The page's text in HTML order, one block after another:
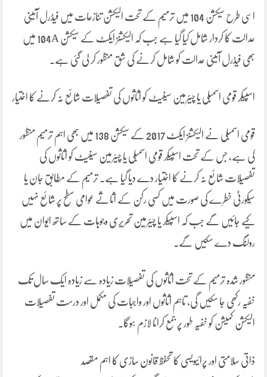
اسی طرح سیکشن 104 میں ترمیم کے تحت الیکشن تنازعات میں فیڈرل آئینی
عدالت کا کردار شامل کیا گیا ہے جب کہ الیکشنز ایکٹ کے سیکشن 104A میں
بھی فیڈرل آئینی عدالت کو شامل کرنے کی شق منظور کر لی گئی ہے۔
اسپیکر قومی اسمبلی یا چیئرمین سینیٹ کو اثاثوں کی تفصیلات شائع نہ کرنے کا اختیار
قومی اسمبلی نے الیکشنز ایکٹ 2017 کے سیکشن 138 میں بھی اہم ترمیم منظور
کی ہے، جس کے تحت اسپیکر قومی اسمبلی یا چیئرمین سینیٹ کو اثاثوں کی
تفصیلات شائع نہ کرنے کا اختیار دے دیا گیا ہے۔ ترمیم کے مطابق جان یا
سیکورٹی خطرے کی صورت میں کسی رکن کے اثاثے عوامی سطح پر شائع نہیں
کیے جائیں گے جب کہ اسپیکر یا چیئرمین تحریری وجوہات کے ساتھ ایوان میں
رولنگ دے سکیں گے۔
منظور شدہ ترمیم کے تحت اثاثوں کی تفصیلات زیادہ سے زیادہ ایک سال تک
خفیہ رکھی جا سکیں گی، تاہم اثاثوں اور واجبات کی مکمل اور درست تفصیلات
الیکشن کمیشن کو خفیہ طور پر جمع کرانا لازم ہوگا۔
ذاتی سلامتی اور پرائیویسی کا تحفظ قانون سازی کا اہم مقصد